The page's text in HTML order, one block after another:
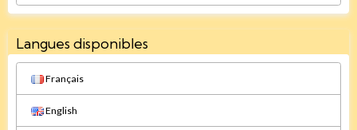
Langues disponibles
Français
English